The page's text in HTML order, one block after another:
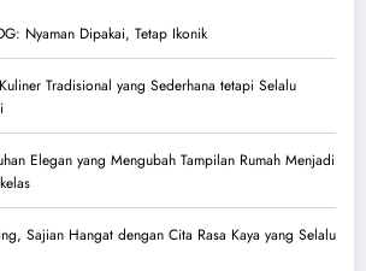
Nyaman Dipakai, Tetap Ikonik
Tradisional yang Sederhana tetapi Selalu
Elegan yang Mengubah Tampilan Rumah Menjadi
Sajian Hangat dengan Cita Rasa Kaya yang Selalu